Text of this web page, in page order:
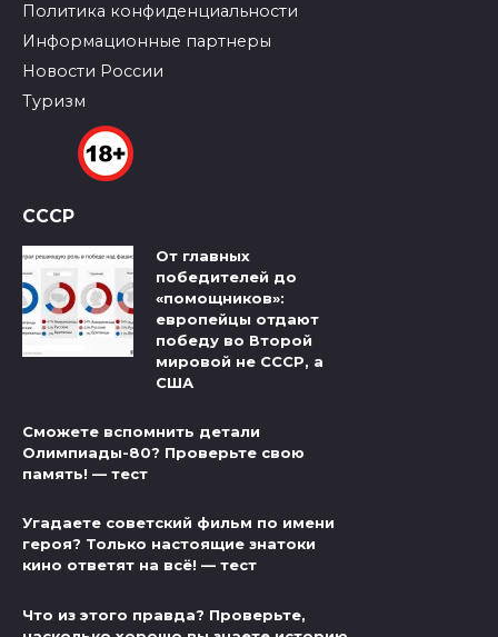
Политика конфиденциальности
Информационные партнеры
Новости России
Туризм
СССР
От главных
победителей до
«помощников»:
европейцы отдают
победу во Второй
мировой не СССР, а
США
Сможете вспомнить детали
Олимпиады-80? Проверьте свою
память! — тест
Угадаете советский фильм по имени
героя? Только настоящие знатоки
кино ответят на всё! — тест
Что из этого правда? Проверьте,